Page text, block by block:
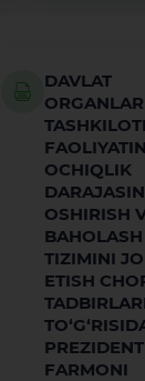
DAVLAT
OCHIQLIK
OSHIRISH
BAHOLASH
TIZIMINI
ETISH
PREZIDENT
FARMONI